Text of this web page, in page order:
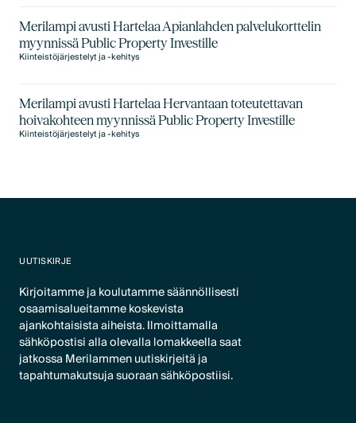
Merilampi avusti Hartelaa Apianlahden palvelukorttelin
myynnissä Public Property Investille
Kiinteistöjärjestelyt ja -kehitys
Merilampi avusti Hartelaa Hervantaan toteutettavan
hoivakohteen myynnissä Public Property Investille
Kiinteistöjärjestelyt ja -kehitys
UUTISKIRJE
Kirjoitamme ja koulutamme säännöllisesti
osaamisalueitamme koskevista
ajankohtaisista aiheista. Ilmoittamalla
sähköpostisi alla olevalla lomakkeella saat
jatkossa Merilammen uutiskirjeitä ja
tapahtumakutsuja suoraan sähköpostiisi.